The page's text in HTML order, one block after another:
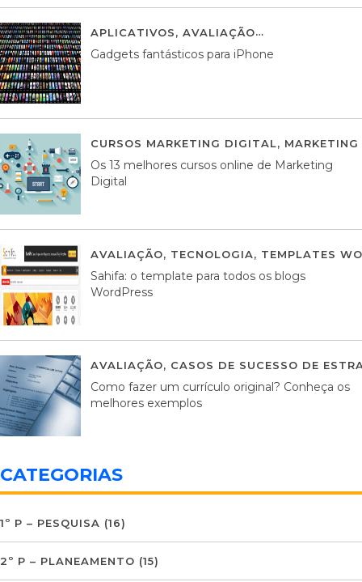
APLICATIVOS, AVALIAÇÃO
Gadgets fantásticos para iPhone
CURSOS MARKETING DIGITAL,
Os 13 melhores cursos online de Marketing
Digital
AVALIAÇÃO, TECNOLOGIA, TEMPLATES
Sahifa: o template para todos os blogs
WordPress
AVALIAÇÃO, CASOS DE SUCESSO DE
Como fazer um currículo original? Conheça os
melhores exemplos
CATEGORIAS
1º P – PESQUISA (16)
2º P – PLANEAMENTO (15)